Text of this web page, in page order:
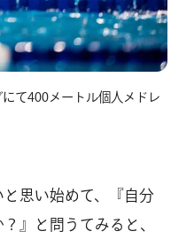
て400メートル個人メドレ
と思い始めて、『自分
』と問うてみると、